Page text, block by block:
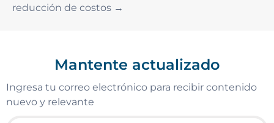
reducción de costos →
Mantente actualizado
Ingresa tu correo electrónico para recibir contenido
nuevo y relevante